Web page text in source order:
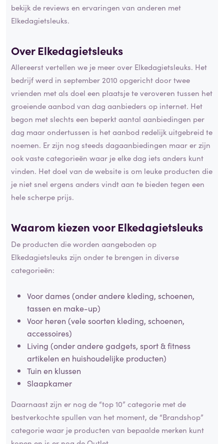
bekijk de reviews en ervaringen van anderen met
Elkedagietsleuks.
Over Elkedagietsleuks
Allereerst vertellen we je meer over Elkedagietsleuks. Het
bedrijf werd in september 2010 opgericht door twee
vrienden met als doel een plaatsje te veroveren tussen het
groeiende aanbod van dag aanbieders op internet. Het
begon met slechts een beperkt aantal aanbiedingen per
dag maar ondertussen is het aanbod redelijk uitgebreid te
noemen. Er zijn nog steeds dagaanbiedingen maar er zijn
ook vaste categorieën waar je elke dag iets anders kunt
vinden. Het doel van de website is om leuke producten die
je niet snel ergens anders vindt aan te bieden tegen een
hele scherpe prijs.
Waarom kiezen voor Elkedagietsleuks
De producten die worden aangeboden op
Elkedagietsleuks zijn onder te brengen in diverse
categorieën:
Voor dames (onder andere kleding, schoenen,
tassen en make-up)
Voor heren (vele soorten kleding, schoenen,
accessoires)
Living (onder andere gadgets, sport & fitness
artikelen en huishoudelijke producten)
Tuin en klussen
Slaapkamer
Daarnaast zijn er nog de “top 10” categorie met de
bestverkochte spullen van het moment, de “Brandshop”
categorie waar je producten van bepaalde merken kunt